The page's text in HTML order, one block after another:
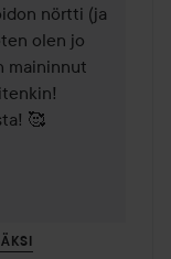
nörtti (ja
olen jo
maininnut
🥰